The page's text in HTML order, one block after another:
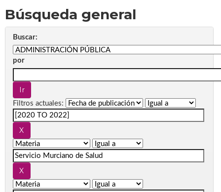
Búsqueda general
Buscar:
por
Filtros actuales: